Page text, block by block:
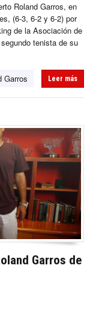
Roland Garros, en
(6-3, 6-2 y 6-2) por
de la Asociación de
tenista de su
Garros Leer más
Garros de